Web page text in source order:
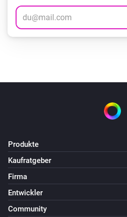
Produkte
Kaufratgeber
Firma
Entwickler
Community